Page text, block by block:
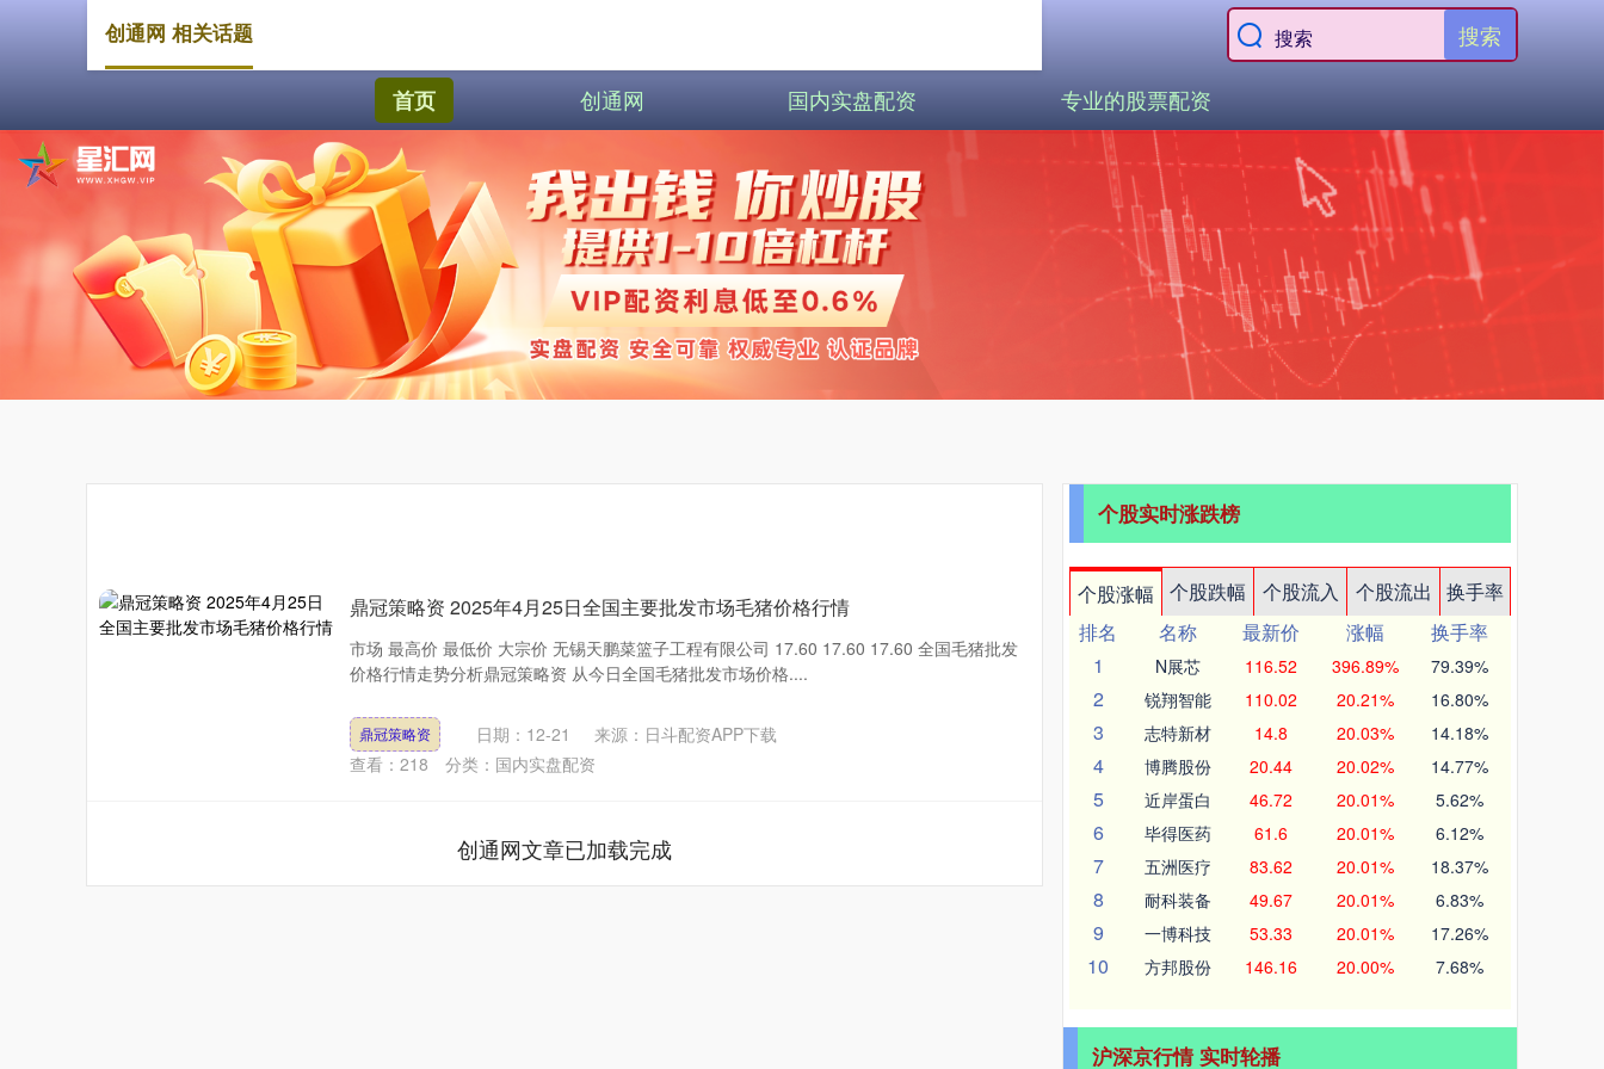
搜索
首页 创通网 国内实盘配资 专业的股票配资
创通网 相关话题
鼎冠策略资 2025年4月25日全国主要批发市场毛猪价格行情
市场 最高价 最低价 大宗价 无锡天鹏菜篮子工程有限公司 17.60 17.60 17.60 全国毛猪批发
价格行情走势分析鼎冠策略资 从今日全国毛猪批发市场价格....
鼎冠策略资 日期：12-21
来源：日斗配资APP下载
查看： 218 分类： 国内实盘配资
创通网文章已加载完成
个股实时涨跌榜
个股涨幅 个股跌幅 个股流入 个股流出
换手率
排名
名称 最新价 涨幅
换手率
1
N展芯 116.52 396.89% 79.39%
2 锐翔智能 110.02 20.21% 16.80%
3 志特新材 14.8 20.03% 14.18%
4 博腾股份 20.44 20.02% 14.77%
5 近岸蛋白 46.72 20.01% 5.62%
6 毕得医药 61.6 20.01% 6.12%
7 五洲医疗 83.62 20.01% 18.37%
8 耐科装备 49.67 20.01% 6.83%
9 一博科技 53.33 20.01% 17.26%
10 方邦股份 146.16 20.00% 7.68%
沪深京行情 实时轮播